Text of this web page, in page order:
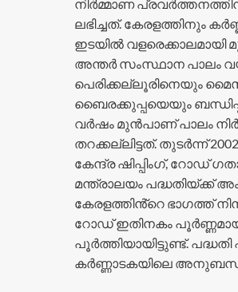
നിർമ്മാണ
ലഭിച്ചത്. കേരളത്തിനും
ഇടയിൽ വളരെക്കാലമായി
അന്തർ സംസ്ഥാന പാലം
പെരിക്കല്ലൂരിനെയും
ബൈരക്കുപ്പയെയും
വർഷം മുൻപാണ് പാലം
തറക്കല്ലിട്ടത്. തുടർന്ന് 2002
കേന്ദ്ര ഷിപ്പിംഗ്, റോഡ്
മന്ത്രാലയം പദ്ധതിയ്ക്ക്
കേരളത്തിൻ്റെ ഭാഗത്ത്
റോഡ് ഇതിനകം
പൂർത്തിയായിട്ടുണ്ട്.
കർണ്ണാടകയിലെ